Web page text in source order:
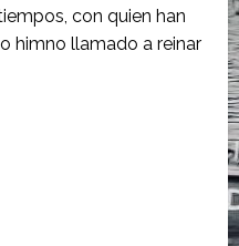
con quien han
himno llamado a reinar